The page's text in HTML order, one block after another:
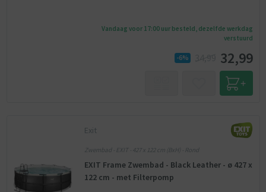
Vandaag voor 17:00 uur besteld, dezelfde werkdag
verstuurd
-6% 32,99
Exit
Zwembad - EXIT - 427 x 122 cm (BxH) - Rond
EXIT Frame Zwembad - Black Leather - ø 427 x
122 cm - met Filterpomp